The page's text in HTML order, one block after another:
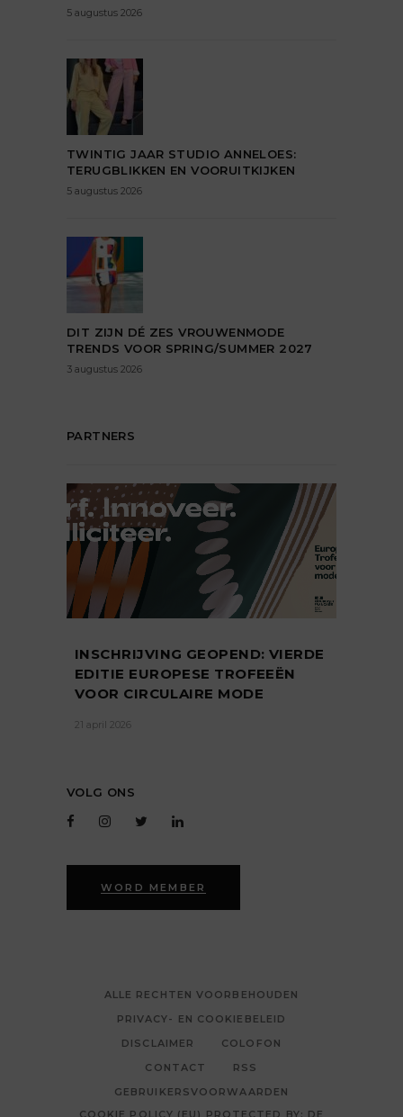
5 augustus 2026
TWINTIG JAAR STUDIO ANNELOES:
TERUGBLIKKEN EN VOORUITKIJKEN
5 augustus 2026
DIT ZIJN DÉ ZES VROUWENMODE
TRENDS VOOR SPRING/SUMMER 2027
3 augustus 2026
PARTNERS
INSCHRIJVING GEOPEND: VIERDE
EDITIE EUROPESE TROFEEËN
VOOR CIRCULAIRE MODE
21 april 2026
VOLG ONS
WORD MEMBER
ALLE RECHTEN VOORBEHOUDEN
PRIVACY- EN COOKIEBELEID
DISCLAIMER
COLOFON
CONTACT
RSS
GEBRUIKERSVOORWAARDEN
COOKIE POLICY (EU) PROTECTED BY: DE